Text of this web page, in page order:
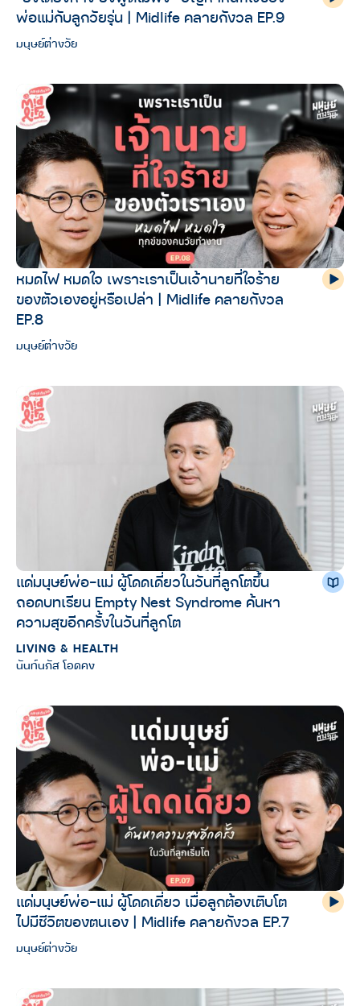
พ่อแม่กับลูกวัยรุ่น | Midlife คลายกังวล EP.9
มนุษย์ต่างวัย
หมดไฟ หมดใจ เพราะเราเป็นเจ้านายที่ใจร้าย
ของตัวเองอยู่หรือเปล่า | Midlife คลายกังวล
EP.8
มนุษย์ต่างวัย
แด่มนุษย์พ่อ-แม่ ผู้โดดเดี่ยวในวันที่ลูกโตขึ้น
ถอดบทเรียน Empty Nest Syndrome ค้นหา
ความสุขอีกครั้งในวันที่ลูกโต
LIVING & HEALTH
นันท์นภัส โอดคง
แด่มนุษย์พ่อ-แม่ ผู้โดดเดี่ยว เมื่อลูกต้องเติบโต
ไปมีชีวิตของตนเอง | Midlife คลายกังวล EP.7
มนุษย์ต่างวัย